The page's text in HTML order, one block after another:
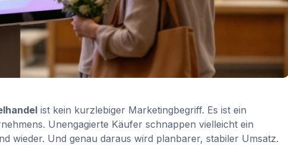
ist kein kurzlebiger Marketingbegriff. Es ist ein
Unengagierte Käufer schnappen vielleicht ein
wieder. Und genau daraus wird planbarer, stabiler Umsatz.